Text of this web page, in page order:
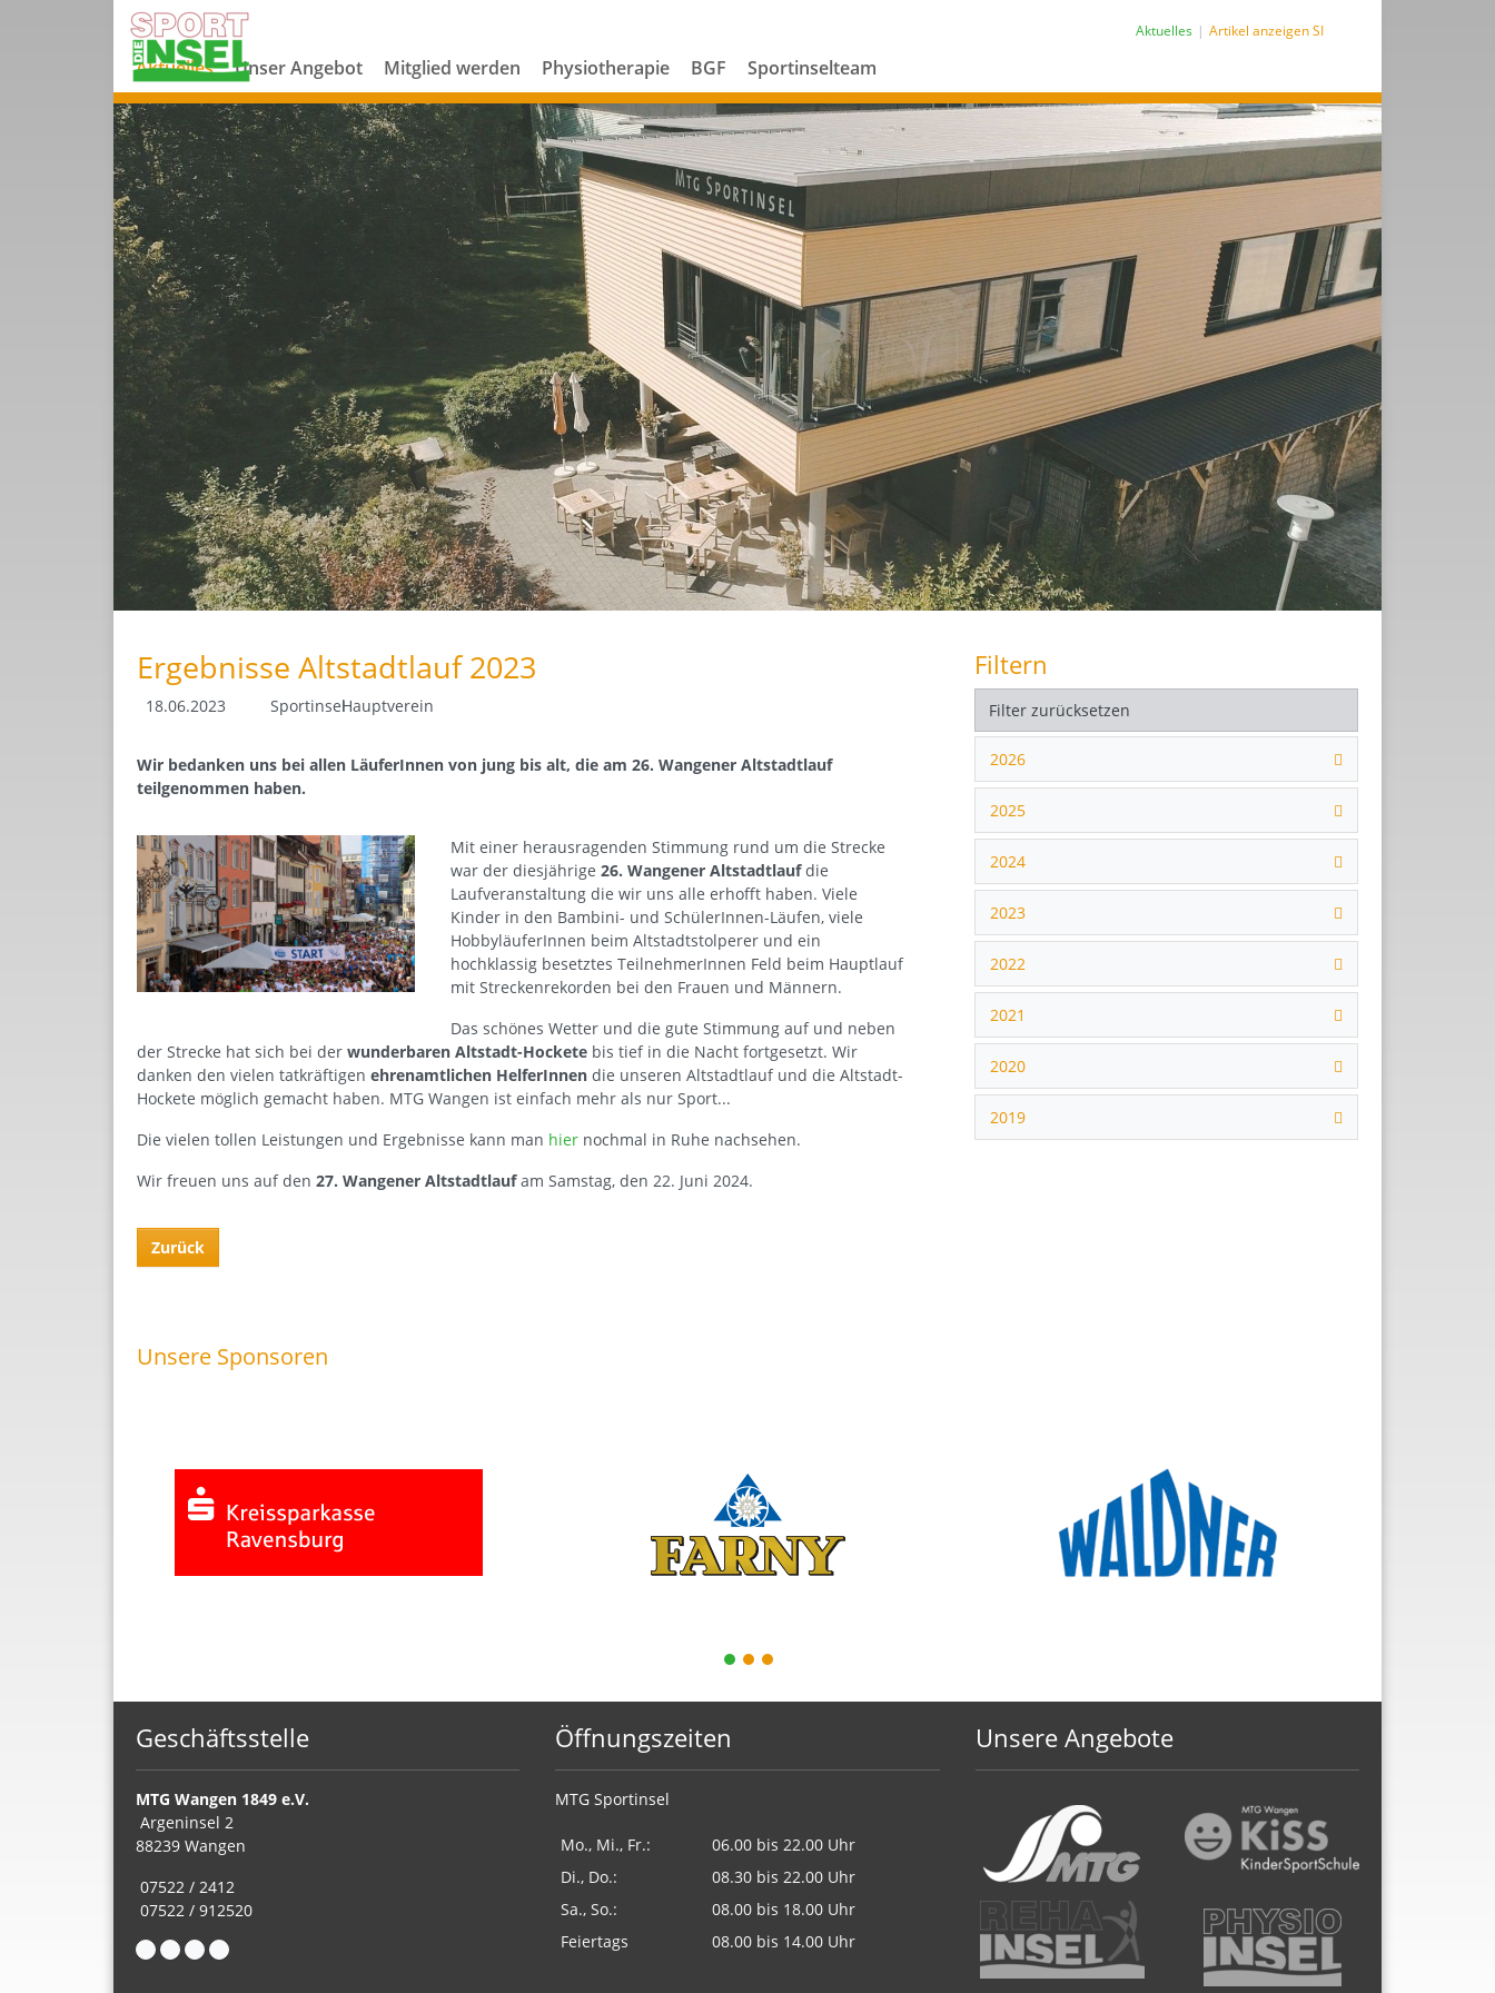
Aktuelles Artikel anzeigen SI
Aktuelles Unser Angebot Mitglied werden Physiotherapie BGF Sportinselteam
Ergebnisse Altstadtlauf 2023
18.06.2023 SportinselHauptverein
Wir bedanken uns bei allen LäuferInnen von jung bis alt, die am 26. Wangener Altstadtlauf
teilgenommen haben.
Mit einer herausragenden Stimmung rund um die Strecke
war der diesjährige 26. Wangener Altstadtlaufdie
Laufveranstaltung die wir uns alle erhofft haben. Viele
Kinder in den Bambini- und SchülerInnen-Läufen, viele
HobbyläuferInnen beim Altstadtstolperer und ein
hochklassig besetztes TeilnehmerInnen Feld beim Hauptlauf
mit Streckenrekorden bei den Frauen und Männern.
Das schönes Wetter und die gute Stimmung auf und neben
der Strecke hat sich bei der wunderbaren Altstadt-Hockete bis tief in die Nacht fortgesetzt. Wir
danken den vielen tatkräftigen ehrenamtlichen HelferInnen die unseren Altstadtlauf und die Altstadt-
Hockete möglich gemacht haben. MTG Wangen ist einfach mehr als nur Sport...
Die vielen tollen Leistungen und Ergebnisse kann man hier nochmal in Ruhe nachsehen.
Wir freuen uns auf den 27. Wangener Altstadtlaufam Samstag, den 22. Juni 2024.
Zurück
Filtern
Filter zurücksetzen
2026
2025
2024
2023
2022
2021
2020
2019
Unsere Sponsoren
1 2 3
Geschäftsstelle
MTG Wangen 1849 e.V.
Argeninsel 2
88239 Wangen
07522 / 2412
07522 / 912520
Öffnungszeiten
MTG Sportinsel
Mo., Mi., Fr.:
06.00 bis 22.00 Uhr
Di., Do.:
08.30 bis 22.00 Uhr
Sa., So.:
08.00 bis 18.00 Uhr
Feiertags
08.00 bis 14.00 Uhr
Unsere Angebote